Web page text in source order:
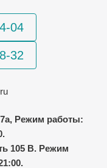
04
32
Режим работы:
105 В. Режим